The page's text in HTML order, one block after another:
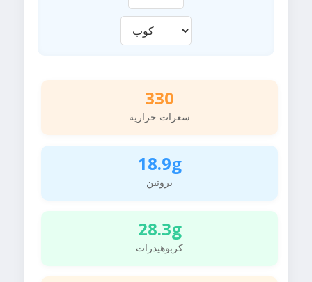
330
سعرات حرارية
18.9g
بروتين
28.3g
كربوهيدرات